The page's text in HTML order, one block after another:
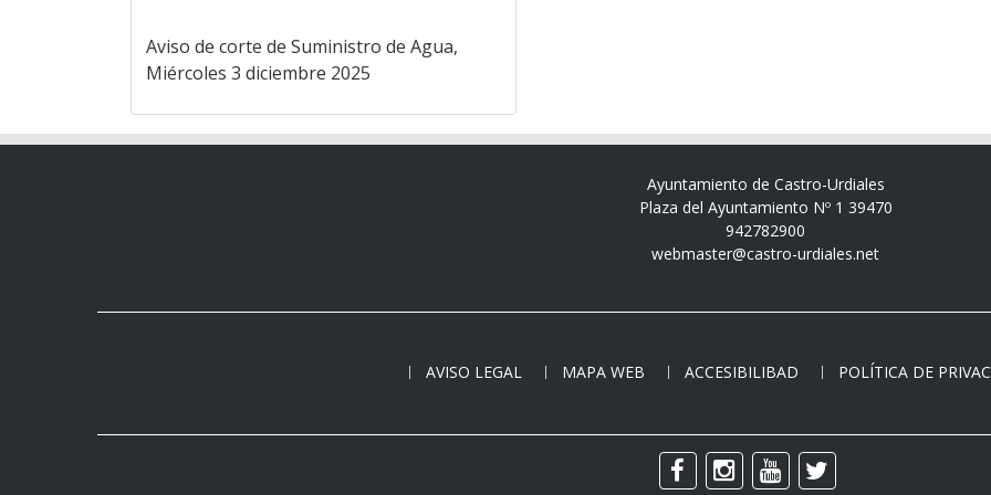
Aviso de corte de Suministro de Agua,
Miércoles 3 diciembre 2025
Ayuntamiento de Castro-Urdiales
Plaza del Ayuntamiento Nº 1 39470
942782900
webmaster@castro-urdiales.net
AVISO LEGAL MAPA WEB ACCESIBILIBAD POLÍTICA DE